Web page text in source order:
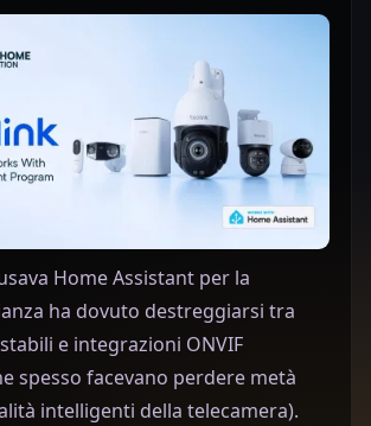
Home Assistant per la
ha dovuto destreggiarsi tra
e integrazioni ONVIF
spesso facevano perdere metà
intelligenti della telecamera).